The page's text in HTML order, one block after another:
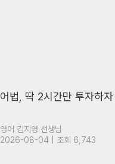
어법, 딱 2시간만 투자하자
영어 김지영 선생님
2026-08-04 | 조회 6,743